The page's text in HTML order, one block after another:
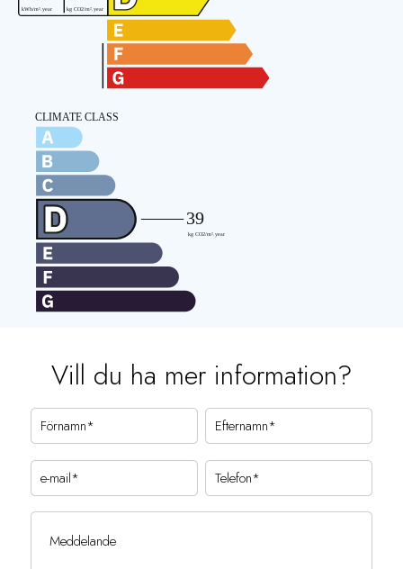
Vill du ha mer information?